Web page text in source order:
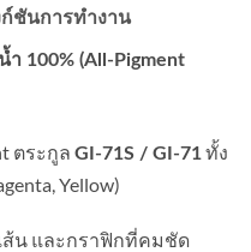
ก์ชันการทำงาน
100% (All-Pigment
ตระกูล GI-71S / GI-71 ทั้ง
Yellow)
ส้น และกราฟิกที่คมชัด